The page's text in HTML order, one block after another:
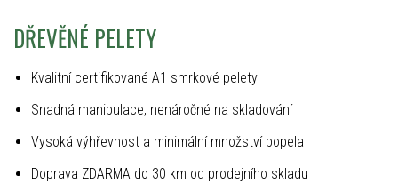
DŘEVĚNÉ PELETY
Kvalitní certifikované A1 smrkové pelety
Snadná manipulace, nenáročné na skladování
Vysoká výhřevnost a minimální množství popela
Doprava ZDARMA do 30 km od prodejního skladu